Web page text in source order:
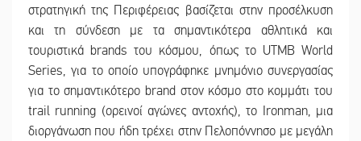
στρατηγική της Περιφέρειας βασίζεται στην προσέλκυση
και τη σύνδεση με τα σημαντικότερα αθλητικά και
τουριστικά brands του κόσμου, όπως το UTMB World
Series, για το οποίο υπογράφηκε μνημόνιο συνεργασίας
για το σημαντικότερο brand στον κόσμο στο κομμάτι του
trail running (ορεινοί αγώνες αντοχής), το Ironman, μια
διοργάνωση που ήδη τρέχει στην Πελοπόννησο με μεγάλη